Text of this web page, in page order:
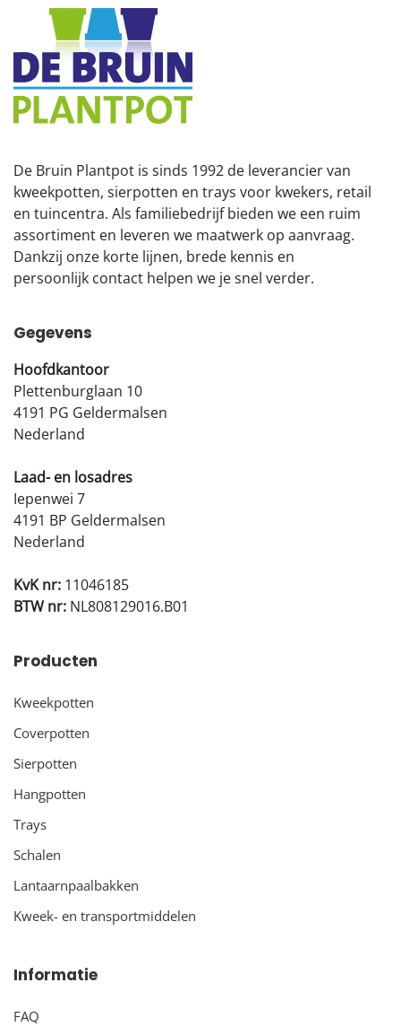
De Bruin Plantpot is sinds 1992 de leverancier van
kweekpotten, sierpotten en trays voor kwekers, retail
en tuincentra. Als familiebedrijf bieden we een ruim
assortiment en leveren we maatwerk op aanvraag.
Dankzij onze korte lijnen, brede kennis en
persoonlijk contact helpen we je snel verder.
Gegevens
Hoofdkantoor
Plettenburglaan 10
4191 PG Geldermalsen
Nederland
Laad- en losadres
Iepenwei 7
4191 BP Geldermalsen
Nederland
KvK nr: 11046185
BTW nr: NL808129016.B01
Producten
Kweekpotten
Coverpotten
Sierpotten
Hangpotten
Trays
Schalen
Lantaarnpaalbakken
Kweek- en transportmiddelen
Informatie
FAQ